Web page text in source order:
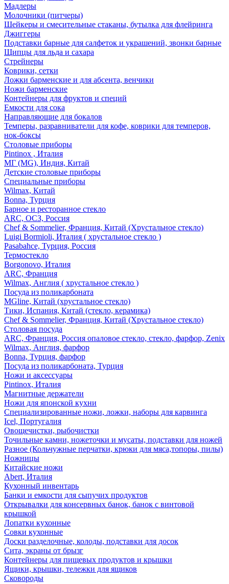
Мадлеры
Молочники (питчеры)
Шейкеры и смесительные стаканы, бутылка для флейринга
Джиггеры
Подставки барные для салфеток и украшений, звонки барные
Щипцы для льда и сахара
Стрейнеры
Коврики, сетки
Ложки барменские и для абсента, венчики
Ножи барменские
Контейнеры для фруктов и специй
Емкости для сока
Направляющие для бокалов
Темперы, разравниватели для кофе, коврики для темперов,
нок-боксы
Столовые приборы
Pintinox , Италия
МГ (MG), Индия, Китай
Детские столовые приборы
Специальные приборы
Wilmax, Китай
Bonna, Турция
Барное и ресторанное стекло
ARC, ОСЗ, Россия
Chef & Sommelier, Франция, Китай (Хрустальное стекло)
Luigi Bormioli, Италия ( хрустальное стекло )
Pasabahce, Турция, Россия
Термостекло
Borgonovo, Италия
ARC, Франция
Wilmax, Англия ( хрустальное стекло )
Посуда из поликарбоната
MGline, Китай (хрустальное стекло)
Тики, Испания, Китай (стекло, керамика)
Chef & Sommelier, Франция, Китай (Хрустальное стекло)
Столовая посуда
ARC, Франция, Россия опаловое стекло, стекло, фарфор, Zenix
Wilmax, Англия, фарфор
Bonna, Турция, фарфор
Посуда из поликарбоната, Турция
Ножи и аксессуары
Pintinox, Италия
Магнитные держатели
Ножи для японской кухни
Специализированные ножи, ложки, наборы для карвинга
Icel, Португалия
Овощечистки, рыбочистки
Точильные камни, ножеточки и мусаты, подставки для ножей
Разное (Кольчужные перчатки, крюки для мяса,топоры, пилы)
Ножницы
Китайские ножи
Abert, Италия
Кухонный инвентарь
Банки и емкости для сыпучих продуктов
Открывалки для консервных банок, банок с винтовой
крышкой
Лопатки кухонные
Совки кухонные
Доски разделочные, колоды, подставки для досок
Сита, экраны от брызг
Контейнеры для пищевых продуктов и крышки
Ящики, крышки, тележки для ящиков
Сковороды